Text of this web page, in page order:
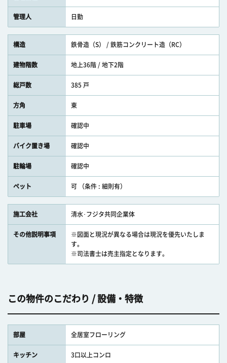
管理人 日勤
構造 鉄骨造（S） / 鉄筋コンクリート造（RC）
建物階数 地上36階 / 地下2階
総戸数 385 戸
方角 東
駐車場 確認中
バイク置き場 確認中
駐輪場 確認中
ペット 可 （条件 : 細則有）
施工会社 清水･フジタ共同企業体
その他説明事項
※図面と現況が異なる場合は現況を優先いたしま
す。
※司法書士は売主指定となります。
この物件のこだわり / 設備・特徴
部屋 全居室フローリング
キッチン 3口以上コンロ